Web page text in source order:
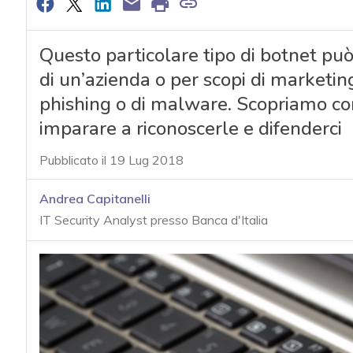
Questo particolare tipo di botnet
di un’azienda o per scopi di
phishing o di malware. Scopriamo
imparare a riconoscerle e difenderci
Pubblicato il 19 Lug 2018
Andrea Capitanelli
IT Security Analyst presso Banca d'Italia